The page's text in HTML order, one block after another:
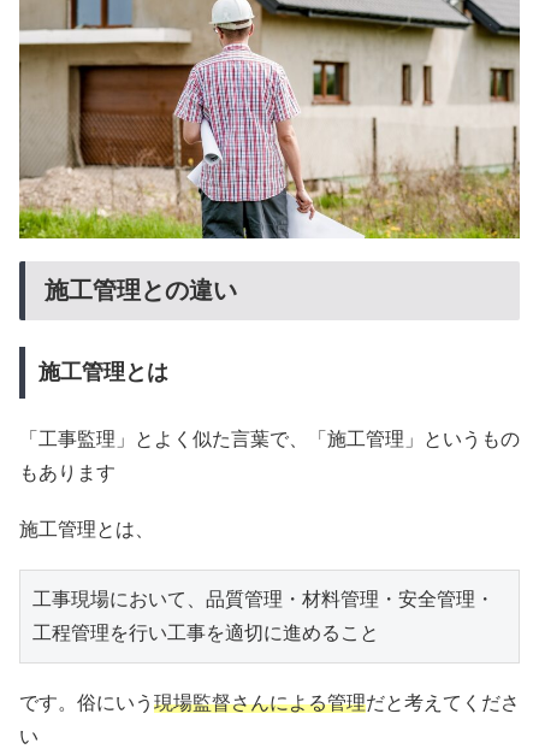
施工管理との違い
施工管理とは
「工事監理」とよく似た言葉で、「施工管理」というもの
もあります
施工管理とは、
工事現場において、品質管理・材料管理・安全管理・
工程管理を行い工事を適切に進めること
です。俗にいう 現場監督さんによる管理だと考えてくださ
い